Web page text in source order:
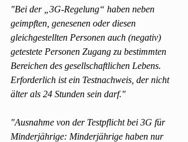
"Bei der „3G-Regelung“ haben neben
geimpften, genesenen oder diesen
gleichgestellten Personen auch (negativ)
getestete Personen Zugang zu bestimmten
Bereichen des gesellschaftlichen Lebens.
Erforderlich ist ein Testnachweis, der nicht
älter als 24 Stunden sein darf."
"Ausnahme von der Testpflicht bei 3G für
Minderjährige: Minderjährige haben nur